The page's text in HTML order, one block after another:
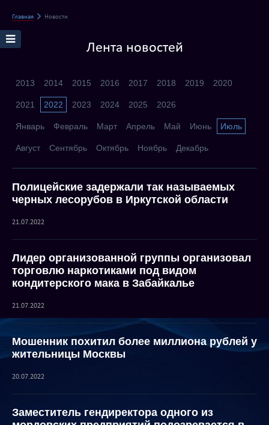
Главная Новости
Лента новостей
2013 2014 2015 2016 2017 2018 2019 2020
2021 2022 2023 2024 2025 2026
Январь Февраль Март Апрель Май Июнь Июль
Август Сентябрь Октябрь Ноябрь Декабрь
Полицейские задержали так называемых
черных лесорубов в Иркутской области
21.07.2022
Лидер организованной группы организовал
торговлю наркотиками под видом
кондитерского мака в Забайкалье
21.07.2022
Мошенник похитил более миллиона рублей у
жительницы Москвы
20.07.2022
Заместитель гендиректора одного из